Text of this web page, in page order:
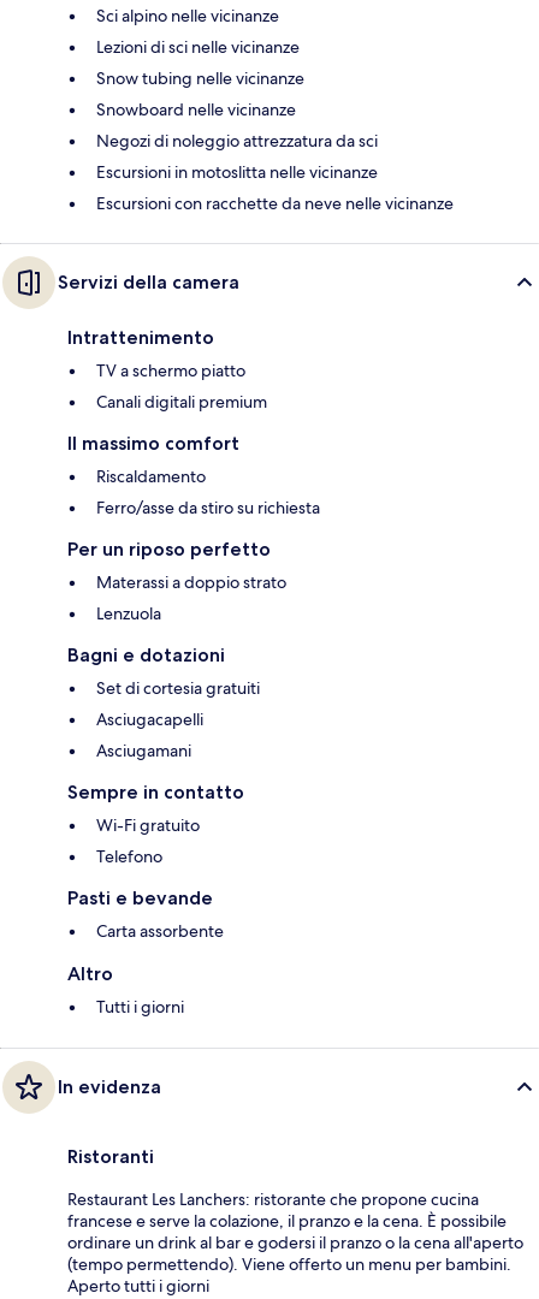
Sci alpino nelle vicinanze
Lezioni di sci nelle vicinanze
Snow tubing nelle vicinanze
Snowboard nelle vicinanze
Negozi di noleggio attrezzatura da sci
Escursioni in motoslitta nelle vicinanze
Escursioni con racchette da neve nelle vicinanze
Servizi della camera
Intrattenimento
TV a schermo piatto
Canali digitali premium
Il massimo comfort
Riscaldamento
Ferro/asse da stiro su richiesta
Per un riposo perfetto
Materassi a doppio strato
Lenzuola
Bagni e dotazioni
Set di cortesia gratuiti
Asciugacapelli
Asciugamani
Sempre in contatto
Wi-Fi gratuito
Telefono
Pasti e bevande
Carta assorbente
Altro
Tutti i giorni
In evidenza
Ristoranti
Restaurant Les Lanchers: ristorante che propone cucina
francese e serve la colazione, il pranzo e la cena. È possibile
ordinare un drink al bar e godersi il pranzo o la cena all'aperto
(tempo permettendo). Viene offerto un menu per bambini.
Aperto tutti i giorni